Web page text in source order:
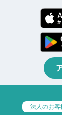
法人のお客